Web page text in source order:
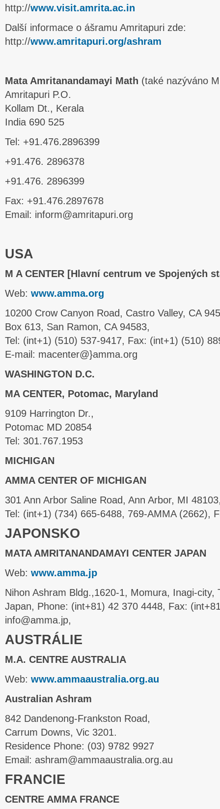
http://www.visit.amrita.ac.in
Další informace o ášramu Amritapuri zde:
http://www.amritapuri.org/ashram
Mata Amritanandamayi Math (také nazýváno
Amritapuri P.O.
Kollam Dt., Kerala
India 690 525
Tel: +91.476.2896399
+91.476. 2896378
+91.476. 2896399
Fax: +91.476.2897678
Email: inform@amritapuri.org
USA
M A CENTER [Hlavní centrum ve Spojených
Web: www.amma.org
10200 Crow Canyon Road, Castro Valley, CA
Box 613, San Ramon, CA 94583,
Tel: (int+1) (510) 537-9417, Fax: (int+1) (510)
E-mail: macenter@}amma.org
WASHINGTON D.C.
MA CENTER, Potomac, Maryland
9109 Harrington Dr.,
Potomac MD 20854
Tel: 301.767.1953
MICHIGAN
AMMA CENTER OF MICHIGAN
301 Ann Arbor Saline Road, Ann Arbor, MI
Tel: (int+1) (734) 665-6488, 769-AMMA (2662),
JAPONSKO
MATA AMRITANANDAMAYI CENTER JAPAN
Web: www.amma.jp
Nihon Ashram Bldg.,1620-1, Momura, Inagi-city,
Japan, Phone: (int+81) 42 370 4448, Fax:
info@amma.jp,
AUSTRÁLIE
M.A. CENTRE AUSTRALIA
Web: www.ammaaustralia.org.au
Australian Ashram
842 Dandenong-Frankston Road,
Carrum Downs, Vic 3201.
Residence Phone: (03) 9782 9927
Email: ashram@ammaaustralia.org.au
FRANCIE
CENTRE AMMA FRANCE